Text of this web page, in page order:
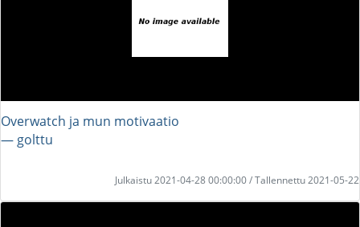
Overwatch ja mun motivaatio
― golttu
Julkaistu 2021-04-28 00:00:00 / Tallennettu 2021-05-22